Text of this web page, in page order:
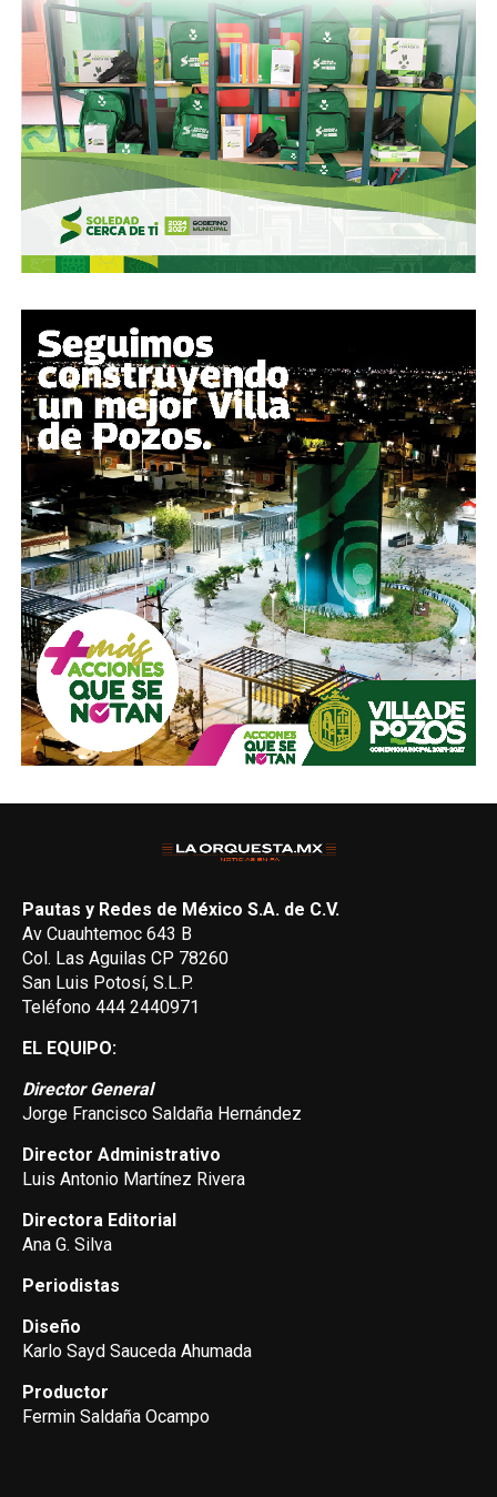
Pautas y Redes de México S.A. de C.V.
Av Cuauhtemoc 643 B
Col. Las Aguilas CP 78260
San Luis Potosí, S.L.P.
Teléfono 444 2440971
EL EQUIPO:
Director General
Jorge Francisco Saldaña Hernández
Director Administrativo
Luis Antonio Martínez Rivera
Directora Editorial
Ana G. Silva
Periodistas
Diseño
Karlo Sayd Sauceda Ahumada
Productor
Fermin Saldaña Ocampo